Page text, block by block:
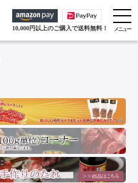
10,000円以上のご購入で送料無料！